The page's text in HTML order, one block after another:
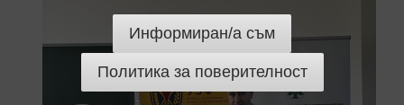
Информиран/а съм
Политика за поверителност